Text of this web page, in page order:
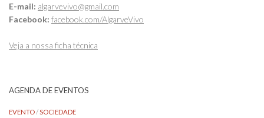
E-mail: algarvevivo@gmail.com
Facebook: facebook.com/AlgarveVivo
Veja a nossa ficha técnica
AGENDA DE EVENTOS
EVENTO/SOCIEDADE